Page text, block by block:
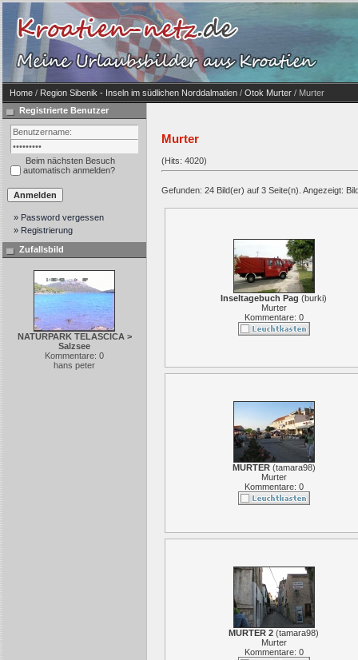
Home / Region Sibenik - Inseln im südlichen Norddalmatien / Otok Murter / Murter
Registrierte Benutzer
Beim nächsten Besuch
automatisch anmelden?
» Password vergessen
» Registrierung
Zufallsbild
NATURPARK TELASCICA >
Salzsee
Kommentare: 0
hans peter
Murter
(Hits: 4020)
Gefunden: 24 Bild(er) auf 3 Seite(n). Angezeigt:
Inseltagebuch Pag (burki)
Murter
Kommentare: 0
MURTER(tamara98)
Murter
Kommentare: 0
MURTER 2 (tamara98)
Murter
Kommentare: 0